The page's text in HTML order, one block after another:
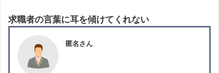
求職者の言葉に耳を傾けてくれない
匿名さん